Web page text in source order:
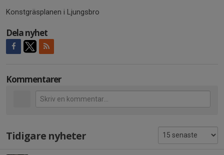
Konstgräsplanen i Ljungsbro
Dela nyhet
Kommentarer
Tidigare nyheter